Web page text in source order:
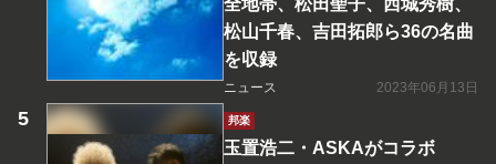
全地帯、松田聖子、西城秀樹、
松山千春、吉田拓郎ら36の名曲
を収録
ニュース 2023年06月13日
邦楽
玉置浩二・ASKAがコラボ